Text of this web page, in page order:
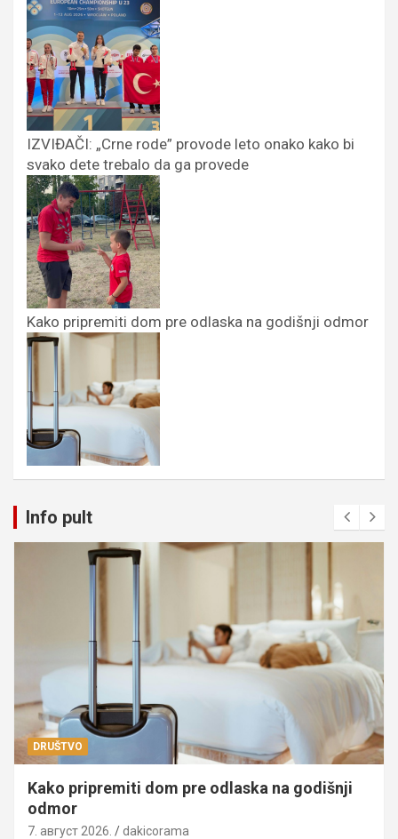
IZVIĐAČI: „Crne rode” provode leto onako kako bi
svako dete trebalo da ga provede
Kako pripremiti dom pre odlaska na godišnji odmor
Info pult
DRUŠTVO
Kako pripremiti dom pre odlaska na godišnji
odmor
7. август 2026. dakicorama